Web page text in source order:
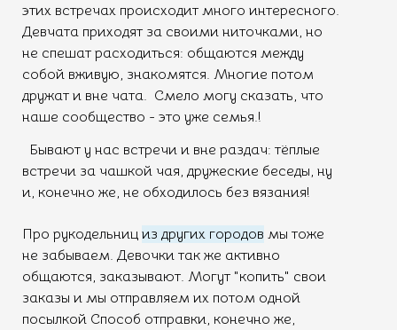
Про рукодельниц из других городов мы тоже
не забываем. Девочки так же активно
общаются, заказывают. Могут "копить" свои
заказы и мы отправляем их потом одной
посылкой Способ отправки, конечно же,
Бывают у нас встречи и вне раздач: тёплые
встречи за чашкой чая, дружеские беседы, ну
и, конечно же, не обходилось без вязания!
этих встречах происходит много интересного.
Девчата приходят за своими ниточками, но
не спешат расходиться: общаются между
собой вживую, знакомятся. Многие потом
дружат и вне чата. Смело могу сказать, что
наше сообщество - это уже семья.!